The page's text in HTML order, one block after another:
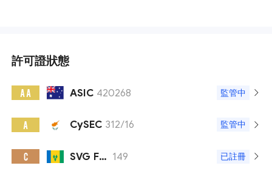
許可證狀態
A A ASIC 420268 監管中
A CySEC 312/16 監管中
C SVG FSA 149 已註冊